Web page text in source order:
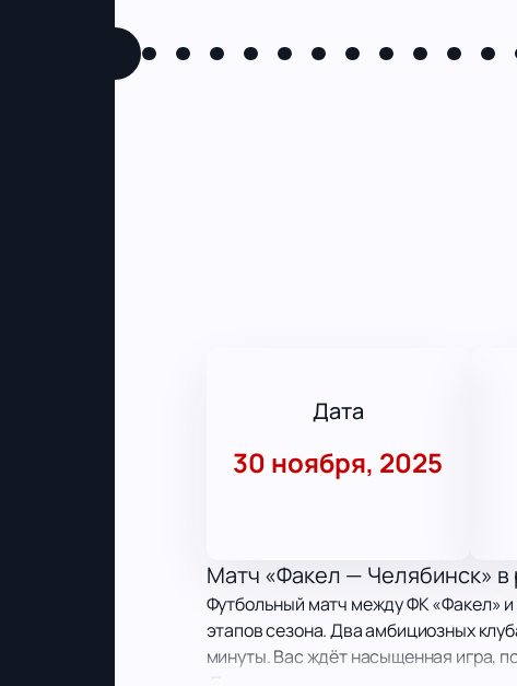
Дата
30 ноября, 2025
Матч «Факел — Челябинск» в
Футбольный матч между ФК «Факел»
этапов сезона. Два амбициозных
минуты. Вас ждёт насыщенная игра,